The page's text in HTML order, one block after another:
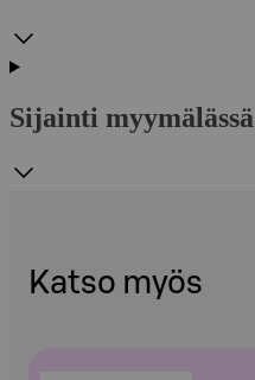
Sijainti myymälässä
Katso myös